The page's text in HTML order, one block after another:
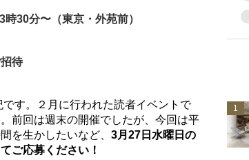
30分〜（東京・外苑前）
待
す。２月に行われた読者イベントで
前回は週末の開催でしたが、今回は平
を生かしたいなど、 3月27日水曜日の
ご応募ください！
1